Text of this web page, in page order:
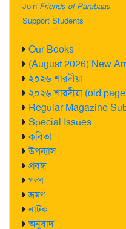
Join Friends of Parabaas
Support Students
Our Books
(August 2026) New
২০২৬ শারদীয়া
২০২৬ শারদীয়া (old
Regular Magazine
Special Issues
কবিতা
উপন্যাস
প্রবন্ধ
গল্প
ভ্রমণ
নাটক
অনুবাদ